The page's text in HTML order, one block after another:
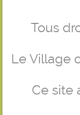
Tous
Le Village
Ce site